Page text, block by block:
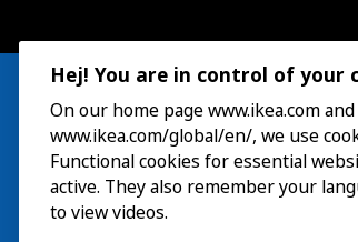
Visita
Esplora
Hej! You are in control of your
On our home page www.ikea.com
www.ikea.com/global/en/, we use
Functional cookies for essential
active. They also remember your
to view videos.